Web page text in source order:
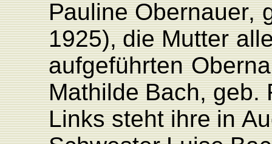
Pauline Obernauer,
1925), dieMutter
aufgeführten Ober
Mathilde Bach, geb.
Links stehtihre in